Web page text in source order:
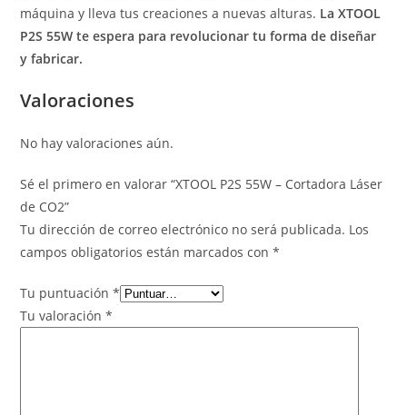
máquina y lleva tus creaciones a nuevas alturas. La XTOOL
P2S 55W te espera para revolucionar tu forma de diseñar
y fabricar.
Valoraciones
No hay valoraciones aún.
Sé el primero en valorar “XTOOL P2S 55W – Cortadora Láser
de CO2”
Tu dirección de correo electrónico no será publicada. Los
campos obligatorios están marcados con*
Tu puntuación*
Tu valoración*